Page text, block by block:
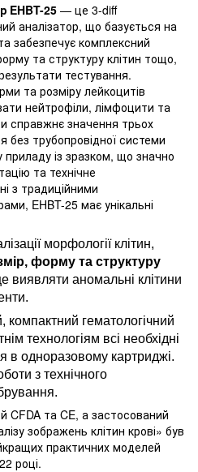
EHBT-25 — це 3-diff
аналізатор, що базується на
забезпечує комплексний
та структуру клітин тощо,
тестування.
та розміру лейкоцитів
нейтрофіли, лімфоцити та
справжнє значення трьох
без трубопровідної системи
приладу із зразком, що значно
та технічне
з традиційними
EHBT-25 має унікальні
морфології клітин,
форму та структуру
виявляти аномальні клітини
компактний гематологічний
технологіям всі необхідні
в одноразовому картриджі.
з технічного
CFDA та CE, а застосований
зображень клітин крові» був
практичних моделей
році.